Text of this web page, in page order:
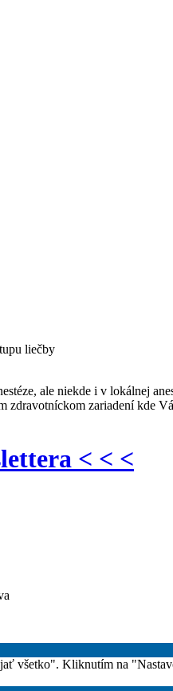
liečby
ale niekde i v lokálnej
zdravotníckom zariadení kde
< < <
všetko". Kliknutím na